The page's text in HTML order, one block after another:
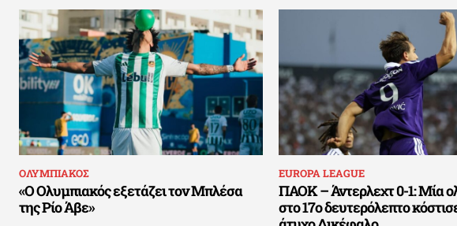
ΟΛΥΜΠΙΑΚΟΣ
«Ο Ολυμπιακός εξετάζει τον Μπλέσα
της Ρίο Άβε»
EUROPA LEAGUE
ΠΑΟΚ – Άντερλεχτ 0-1: Μία
στο 17ο δευτερόλεπτο